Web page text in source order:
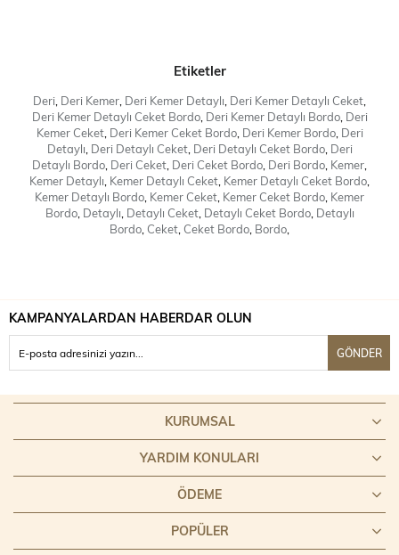
Etiketler
Deri Deri Kemer Deri Kemer Detaylı Deri Kemer Detaylı Ceket
Deri Kemer Detaylı Ceket Bordo, Deri Kemer Detaylı Bordo, Deri
Kemer Ceket, Deri Kemer Ceket Bordo, Deri Kemer Bordo, Deri
Detaylı Deri Detaylı Ceket, Deri Detaylı Ceket Bordo, Deri
Detaylı Bordo Deri Ceket Deri Ceket Bordo Deri Bordo Kemer
Kemer Detaylı Kemer Detaylı Ceket Kemer Detaylı Ceket Bordo
Kemer Detaylı Bordo Kemer Ceket Kemer Ceket Bordo Kemer
Bordo, Detaylı Detaylı Ceket, Detaylı Ceket Bordo, Detaylı
Bordo Ceket Ceket Bordo Bordo
KAMPANYALARDAN HABERDAR OLUN
GÖNDER
KURUMSAL
YARDIM KONULARI
ÖDEME
POPÜLER